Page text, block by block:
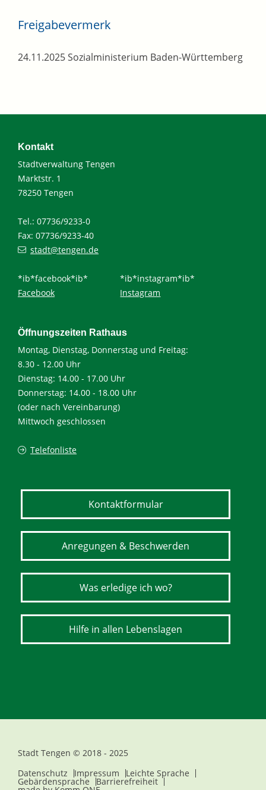
Freigabevermerk
24.11.2025 Sozialministerium Baden-Württemberg
Kontakt
Stadtverwaltung Tengen
Marktstr. 1
78250 Tengen
Tel.: 07736/9233-0
Fax: 07736/9233-40
stadt@tengen.de
*ib*facebook*ib*
Facebook
*ib*instagram*ib*
Instagram
Öffnungszeiten Rathaus
Montag, Dienstag, Donnerstag und Freitag:
8.30 - 12.00 Uhr
Dienstag: 14.00 - 17.00 Uhr
Donnerstag: 14.00 - 18.00 Uhr
(oder nach Vereinbarung)
Mittwoch geschlossen
Telefonliste
Kontaktformular
Anregungen & Beschwerden
Was erledige ich wo?
Hilfe in allen Lebenslagen
Stadt Tengen © 2018 - 2025
Datenschutz
Impressum Leichte Sprache
Gebärdensprache Barrierefreiheit